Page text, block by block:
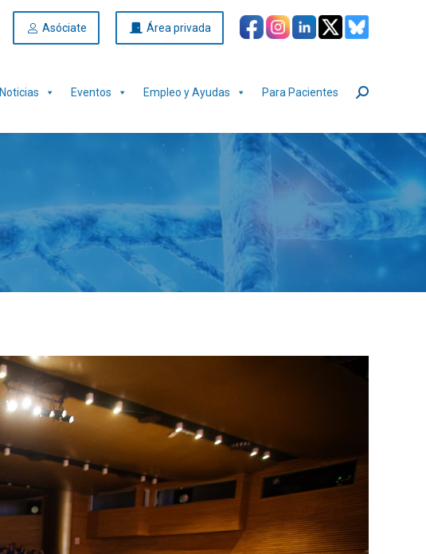
Asóciate Área privada
Noticias Eventos Empleo y Ayudas Para Pacientes Buscar: